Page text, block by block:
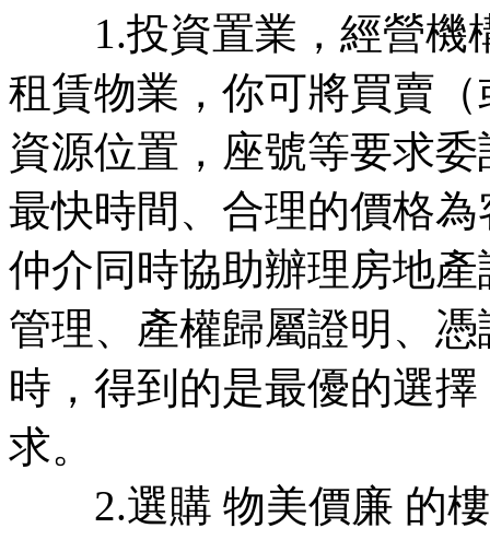
1.投資置業，經營機
租賃物業，你可將買賣
資源位置，座號等要求
最快時間、合理的價格
仲介同時協助辦理房地
管理、產權歸屬證明、
時，得到的是最優的選
求。
2.選購 物美價廉 的樓